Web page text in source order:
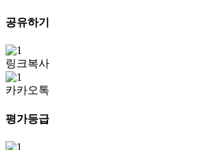
공유하기
링크복사
카카오톡
평가등급